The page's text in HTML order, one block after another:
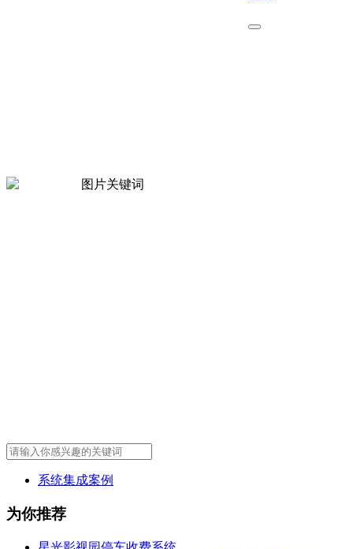
系统集成案例
为你推荐